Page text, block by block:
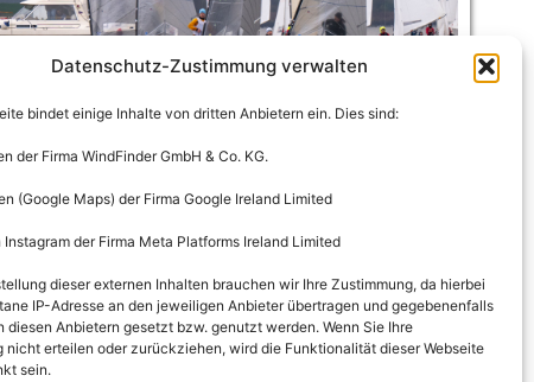
Datenschutz-Zustimmung verwalten
bindet einige Inhalte von dritten Anbietern ein. Dies sind:
der Firma WindFinder GmbH & Co. KG.
(Google Maps) der Firma Google Ireland Limited
der Firma Meta Platforms Ireland Limited
dieser externen Inhalten brauchen wir Ihre Zustimmung, da hierbei
IP-Adresse an den jeweiligen Anbieter übertragen und gegebenenfalls
diesen Anbietern gesetzt bzw. genutzt werden. Wenn Sie Ihre
nicht erteilen oder zurückziehen, wird die Funktionalität dieser Webseite
sein.